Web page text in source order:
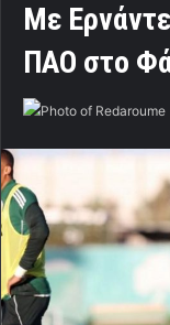
Με
ΠΑΟ στο